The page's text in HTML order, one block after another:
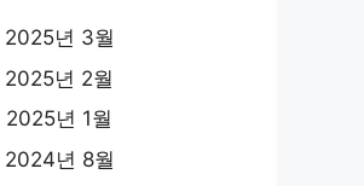
2025년 3월
2025년 2월
2025년 1월
2024년 8월